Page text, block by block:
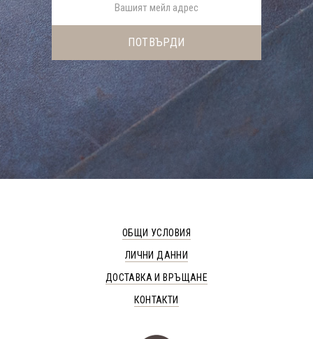
ОБЩИ УСЛОВИЯ
ЛИЧНИ ДАННИ
ДОСТАВКА И ВРЪЩАНЕ
КОНТАКТИ